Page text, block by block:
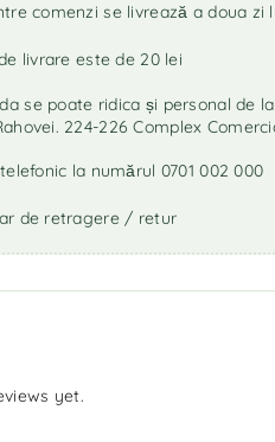
comenzi se livrează a doua zi
livrare este de 20 lei
se poate ridica și personal de
224-226 Complex
la numărul 0701 002 000
de retragere / retur
yet.